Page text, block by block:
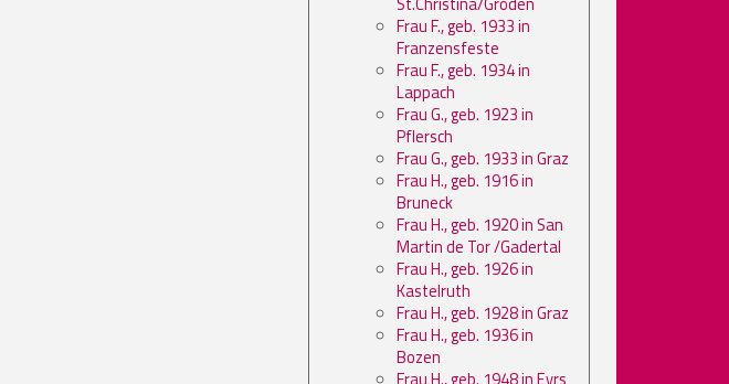
Frau F., geb. 1933 in
Franzensfeste
Frau F., geb. 1934 in
Lappach
Frau G., geb. 1923 in
Pflersch
Frau G., geb. 1933 in Graz
Frau H., geb. 1916 in
Bruneck
Frau H., geb. 1920 in San
Martin de Tor /Gadertal
Frau H., geb. 1926 in
Kastelruth
Frau H., geb. 1928 in Graz
Frau H., geb. 1936 in
Bozen
Frau H., geb. 1948 in Eyrs